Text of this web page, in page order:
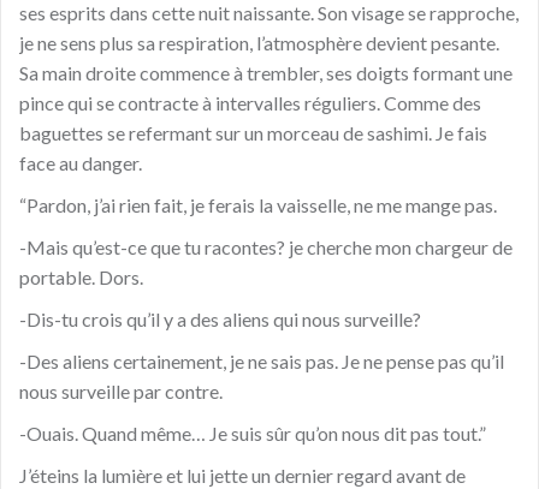
ses esprits dans cette nuit naissante. Son visage se rapproche,
je ne sens plus sa respiration, l’atmosphère devient pesante.
Sa main droite commence à trembler, ses doigts formant une
pince qui se contracte à intervalles réguliers. Comme des
baguettes se refermant sur un morceau de sashimi. Je fais
face au danger.
“Pardon, j’ai rien fait, je ferais la vaisselle, ne me mange pas.
-Mais qu’est-ce que tu racontes? je cherche mon chargeur de
portable. Dors.
-Dis-tu crois qu’il y a des aliens qui nous surveille?
-Des aliens certainement, je ne sais pas. Je ne pense pas qu’il
nous surveille par contre.
-Ouais. Quand même… Je suis sûr qu’on nous dit pas tout.”
J’éteins la lumière et lui jette un dernier regard avant de